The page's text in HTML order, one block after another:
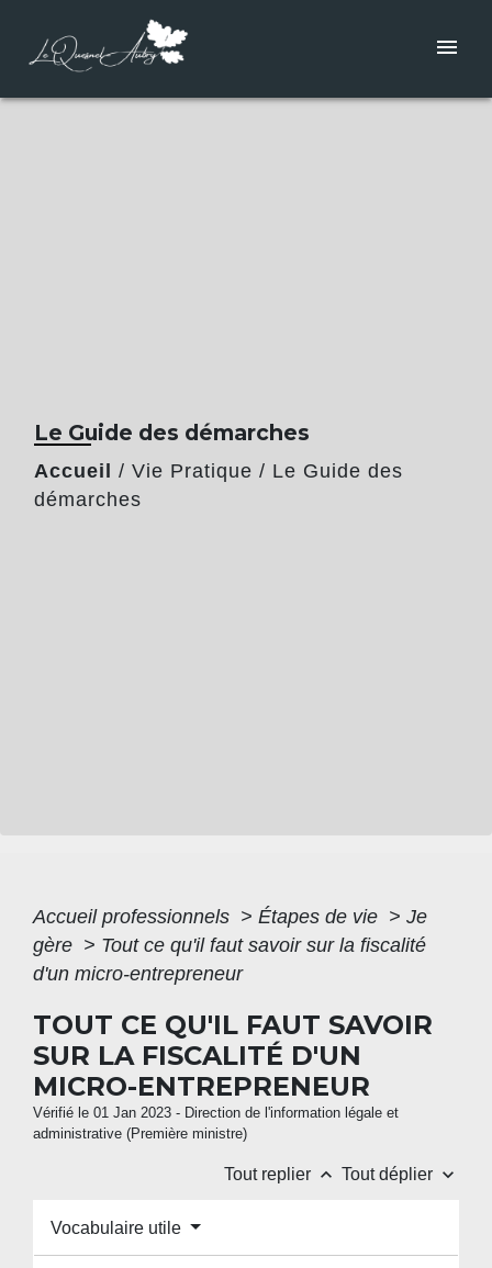
menu
Le Guide des démarches
Accueil / Vie Pratique / Le Guide des
démarches
Accueil professionnels > Étapes de vie > Je
gère > Tout ce qu'il faut savoir sur la fiscalité
d'un micro-entrepreneur
TOUT CE QU'IL FAUT SAVOIR
SUR LA FISCALITÉ D'UN
MICRO-ENTREPRENEUR
Vérifié le 01 Jan 2023 - Direction de l'information légale et
administrative (Première ministre)
Tout replier keyboard_arrow_up Tout déplier keyboard_arrow_down
Vocabulaire utile